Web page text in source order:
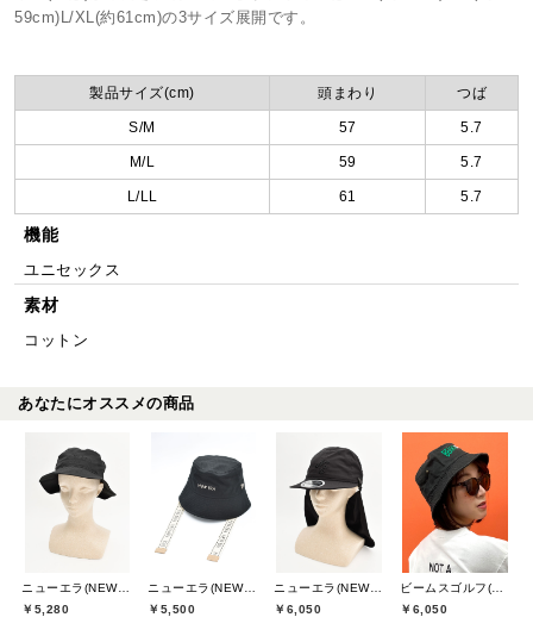
59cm)L/XL(約61cm)の3サイズ展開です。
製品サイズ(cm) 頭まわり つば
S/M 57 5.7
M/L 59 5.7
L/LL 61 5.7
機能
ユニセックス
素材
コットン
あなたにオススメの商品
ニューエラ(NEW ERA)
￥5,280
ニューエラ(NEW ERA)
￥5,500
ニューエラ(NEW ERA)
￥6,050
￥6,050